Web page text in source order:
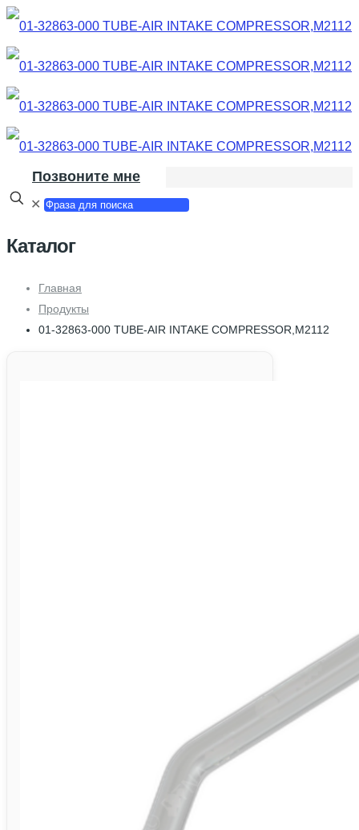
Позвоните мне
✕
Каталог
Главная
Продукты
01-32863-000 TUBE-AIR INTAKE COMPRESSOR,M2112